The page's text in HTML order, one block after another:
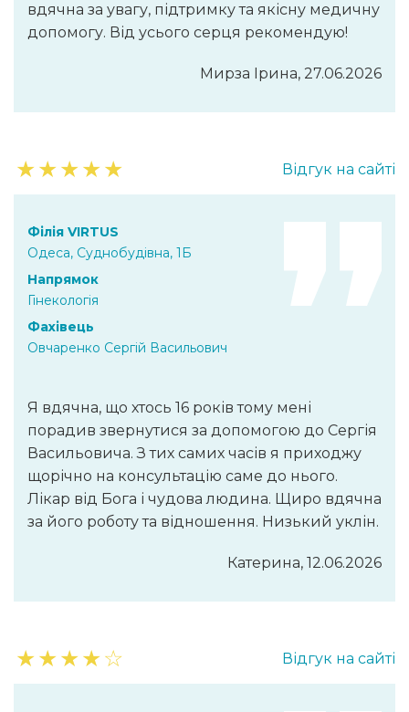
вдячна за увагу, підтримку та якісну медичну
допомогу. Від усього серця рекомендую!
Мирза Ірина, 27.06.2026
★★★★★ Відгук на сайті
Філія VIRTUS
Одеса, Суднобудівна, 1Б
Напрямок
Гінекологія
Фахівець
Овчаренко Сергій Васильович
Я вдячна, що хтось 16 років тому мені
порадив звернутися за допомогою до Сергія
Васильовича. З тих самих часів я приходжу
щорічно на консультацію саме до нього.
Лікар від Бога і чудова людина. Щиро вдячна
за його роботу та відношення. Низький уклін.
Катерина, 12.06.2026
★★★★☆ Відгук на сайті